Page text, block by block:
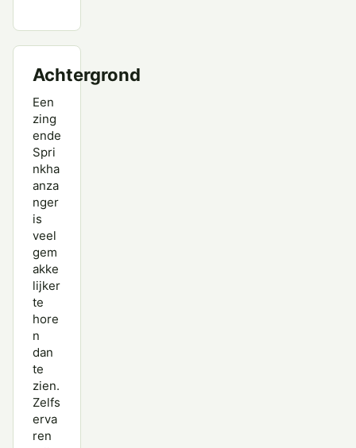
Achtergrond
Een
zing
ende
Spri
nkha
anza
nger
is
veel
gem
akke
lijker
te
hore
n
dan
te
zien.
Zelfs
erva
ren